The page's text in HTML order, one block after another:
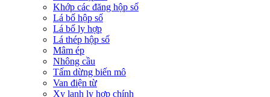
Khớp các đăng hộp số
Lá bố hộp số
Lá bố ly hợp
Lá thép hộp số
Mâm ép
Nhông cầu
Tấm dừng biến mô
Van điện từ
Xy lanh ly hợp chính